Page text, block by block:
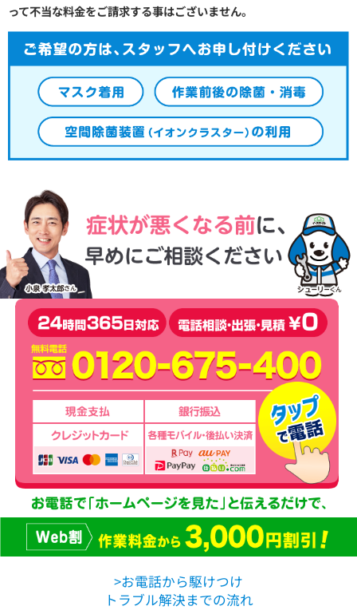
って不当な料金をご請求する事はございません。
>お電話から駆けつけ
トラブル解決までの流れ